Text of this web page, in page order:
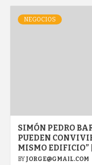
NEGOCIOS
SIMÓN PEDRO
PUEDEN
MISMO EDIFICIO”
BY JORGE@GMAIL.COM